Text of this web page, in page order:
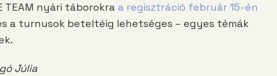
TEAM nyári táborokra a regisztráció február 15-én
a turnusok beteltéig lehetséges – egyes témák
Júlia